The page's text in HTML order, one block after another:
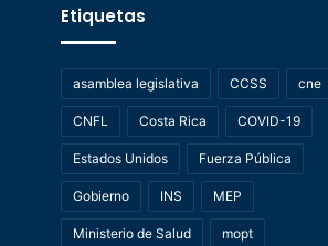
Etiquetas
asamblea legislativa CCSS cne
CNFL Costa Rica COVID-19
Estados Unidos Fuerza Pública
Gobierno INS MEP
Ministerio de Salud mopt